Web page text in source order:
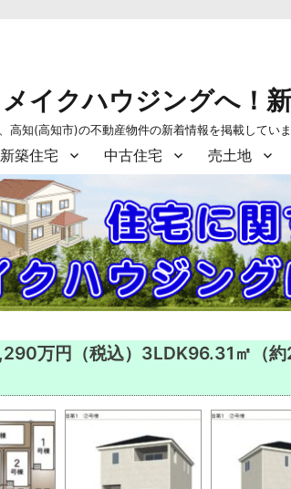
イクハウジングへ！
高知(高知市)の不動産物件の新着情報を掲載してい
新築住宅 中古住宅 売土地
万円（税込）3LDK96.31㎡（約